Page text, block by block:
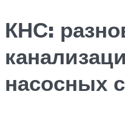
КНС:
насосных